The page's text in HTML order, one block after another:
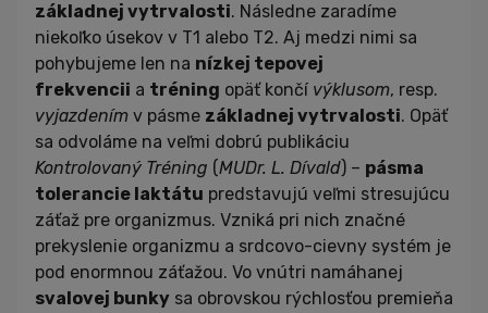
základnej vytrvalosti. Následne zaradíme
niekoľko úsekov v T1 alebo T2. Aj medzi nimi sa
pohybujeme len na nízkej tepovej
frekvencii a tréning opäť končí výklusom, resp.
vyjazdením v pásme základnej vytrvalosti. Opäť
sa odvoláme na veľmi dobrú publikáciu
Kontrolovaný Tréning (MUDr. L. Dívald) – pásma
tolerancie laktátu predstavujú veľmi stresujúcu
záťaž pre organizmus. Vzniká pri nich značné
prekyslenie organizmu a srdcovo-cievny systém je
pod enormnou záťažou. Vo vnútri namáhanej
svalovej bunky sa obrovskou rýchlosťou premieňa